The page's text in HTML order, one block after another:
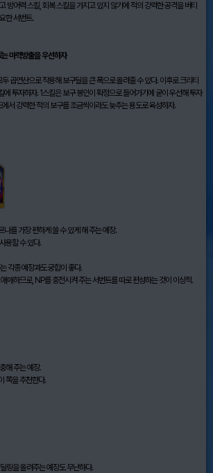
방어력 스킬, 회복 스킬을 가지고 있지 않기에 적의 강력한 공격을 버티
한 서번트.
마력방출을 우선하자
곱연산으로 작용해 보구딜을 큰 폭으로 올려줄 수 있다. 이후로 크리티
투자하자. 1스킬은 보구 봉인이 확정으로 들어가기에 굳이 우선해 투자
서 강력한 적의 보구를 조금씩이라도 늦추는 용도로 육성하자.
나를 가장 편하게 쓸 수 있게 해 주는 예장.
용할 수 있다.
각종 예장과도 궁합이 좋다.
매하므로, NP를 충전시켜 주는 서번트를 따로 편성하는 것이 이상적.
해 주는 예장.
쪽을 추천한다.
링을 올려주는 예장도 무난하다.